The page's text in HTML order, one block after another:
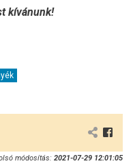
kívánunk!
módosítás: 2021-07-29 12:01:05